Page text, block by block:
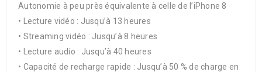
Autonomie à peu près équivalente à celle de l’iPhone 8
• Lecture vidéo : Jusqu’à 13 heures
• Streaming vidéo : Jusqu’à 8 heures
• Lecture audio : Jusqu’à 40 heures
• Capacité de recharge rapide : Jusqu’à 50 % de charge en